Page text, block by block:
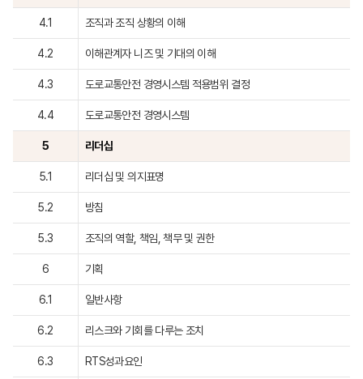
4.1 조직과 조직 상황의 이해
4.2 이해관계자 니즈 및 기대의 이해
4.3 도로교통안전 경영시스템 적용범위 결정
4.4 도로교통안전 경영시스템
5 리더십
5.1 리더십 및 의지표명
5.2 방침
5.3 조직의 역할, 책임, 책무 및 권한
6 기획
6.1 일반사항
6.2 리스크와 기회를 다루는 조치
6.3 RTS성과요인